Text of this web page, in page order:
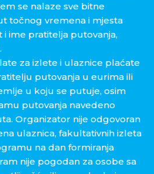
se nalaze sve bitne
točnog vremena i mjesta
ime pratitelja putovanja,
za izlete i ulaznice plaćate
putovanja u eurima ili
u koju se putuje, osim
putovanja navedeno
Organizator nije odgovoran
ulaznica, fakultativnih izleta
na dan formiranja
nije pogodan za osobe sa